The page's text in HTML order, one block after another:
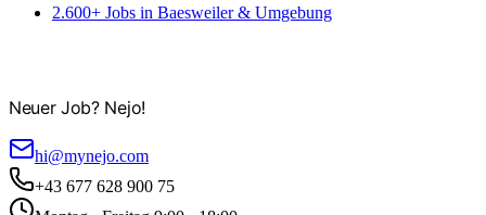
2.600+ Jobs in Baesweiler & Umgebung
Neuer Job? Nejo!
hi@mynejo.com
+43 677 628 900 75